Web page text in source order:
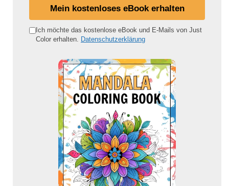
e
Mein kostenloses eBook erhalten
Ich möchte das kostenlose eBook und E-Mails von Just
Color erhalten. Datenschutzerklärung